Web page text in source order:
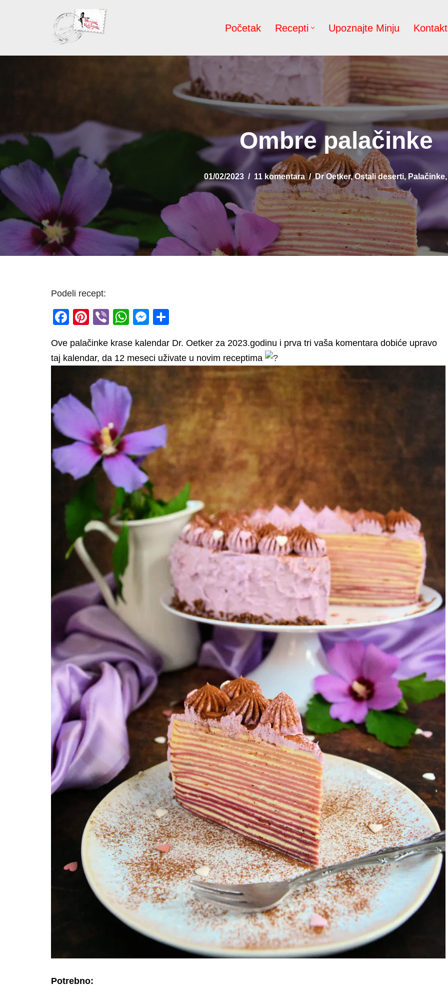
sadržaj
Početak Recepti Upoznajte Minju Kontakt
Ombre palačinke
01/02/2023 11 komentara Dr Oetker,Ostali deserti, Palačinke,
Podeli recept:
F
c
e
o
o
Pi
er
e
st
Vi
er
W
at
s
A
p
p
M
ss
e
ar
e
Ove palačinke krase kalendar Dr. Oetker za 2023.godinu i prva tri vaša komentara dobiće upravo
taj kalendar, da 12 meseci uživate u novim receptima
Potrebno: